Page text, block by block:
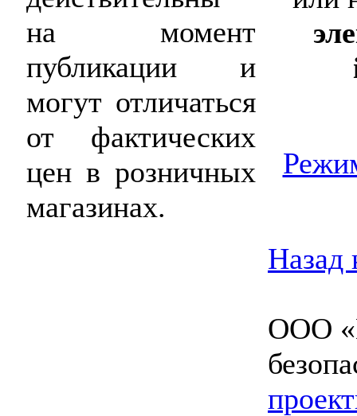
на момент
публикации и
могут отличаться
от фактических
цен в розничных
магазинах.
Назад
ООО